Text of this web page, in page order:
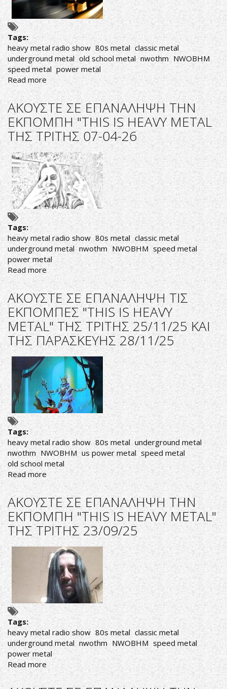
ΠΑΡΑΣΚΕΥΗΣ
17-
04-
26
Tags:
heavy metal radio show 80s metal classic metal
underground metal old school metal nwothm NWOBHM
speed metal power metal
Read more about
ΑΚΟΥΣΤΕ
ΣΕ
ΕΠΑΝΑΛΗΨΗ
ΤΗΝ
ΕΚΠΟΜΠΗ
"THIS
IS
HEAVY
METAL
ΤΗΣ
ΤΡΙΤΗΣ
14-
04-
26
ΑΚΟΥΣΤΕ ΣΕ ΕΠΑΝΑΛΗΨΗ ΤΗΝ
ΕΚΠΟΜΠΗ "THIS IS HEAVY METAL
ΤΗΣ ΤΡΙΤΗΣ 07-04-26
Tags:
heavy metal radio show 80s metal classic metal
underground metal nwothm NWOBHM speed metal
power metal
Read more about
ΑΚΟΥΣΤΕ
ΣΕ
ΕΠΑΝΑΛΗΨΗ
ΤΗΝ
ΕΚΠΟΜΠΗ
"THIS
IS
HEAVY
METAL
ΤΗΣ
ΤΡΙΤΗΣ
07-
04-
26
ΑΚΟΥΣΤΕ ΣΕ ΕΠΑΝΑΛΗΨΗ ΤΙΣ
ΕΚΠΟΜΠΕΣ "THIS IS HEAVY
METAL" ΤΗΣ ΤΡΙΤΗΣ 25/11/25 ΚΑΙ
ΤΗΣ ΠΑΡΑΣΚΕΥΗΣ 28/11/25
Tags:
heavy metal radio show 80s metal underground metal
nwothm NWOBHM us power metal speed metal
old school metal
Read more about
ΑΚΟΥΣΤΕ
ΣΕ
ΕΠΑΝΑΛΗΨΗ
ΤΙΣ
ΕΚΠΟΜΠΕΣ
"THIS
IS
HEAVY
METAL"
ΤΗΣ
ΤΡΙΤΗΣ
25/11/25
ΚΑΙ
ΤΗΣ
ΠΑΡΑΣΚΕΥΗΣ
28/11/25
ΑΚΟΥΣΤΕ ΣΕ ΕΠΑΝΑΛΗΨΗ ΤΗΝ
ΕΚΠΟΜΠΗ "THIS IS HEAVY METAL"
ΤΗΣ ΤΡΙΤΗΣ 23/09/25
Tags:
heavy metal radio show 80s metal classic metal
underground metal nwothm NWOBHM speed metal
power metal
Read more about
ΑΚΟΥΣΤΕ
ΣΕ